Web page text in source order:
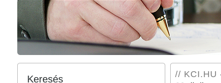
Keresés
// KCI.HU